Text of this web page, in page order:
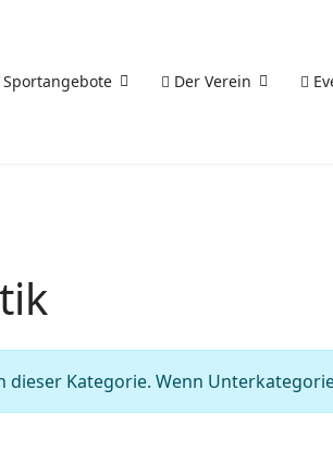
Sportangebote Der Verein
dieser Kategorie. Wenn